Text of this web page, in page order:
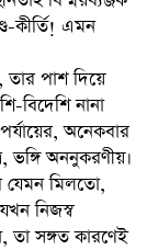
কীর্তি! এমন
পাশ দিয়ে
বিদেশি নানা
অনেকবার
ভঙ্গি অননুকরণীয়।
যেমন মিলতো,
নিজস্ব
সঙ্গত কারণেই